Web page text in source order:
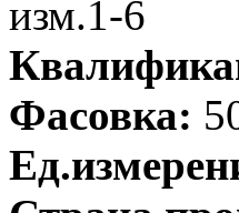
изм.1-6
Фасовка: